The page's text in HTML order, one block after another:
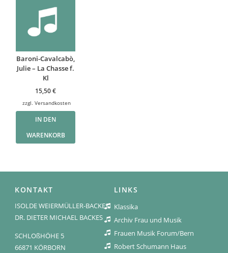
Baroni-Cavalcabò,
Julie – La Chasse f.
Kl
15,50€
zzgl.Versandkosten
IN DEN
WARENKORB
KONTAKT
ISOLDE WEIERMÜLLER-BACKES
DR. DIETER MICHAEL BACKES
SCHLOßHÖHE 5
66871 KÖRBORN
LINKS
Klassika
Archiv Frau und Musik
Frauen Musik Forum/Bern
Robert Schumann Haus